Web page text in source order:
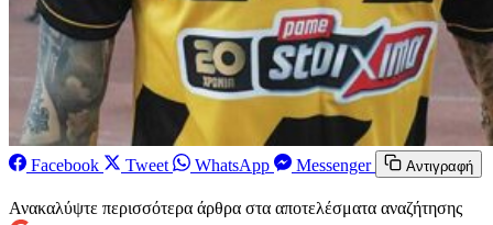
Facebook Tweet WhatsApp Messenger Αντιγραφή
Ανακαλύψτε περισσότερα άρθρα στα αποτελέσματα αναζήτησης